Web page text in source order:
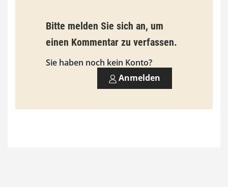
9
3
0
0
Bitte melden Sie sich an, um
einen Kommentar zu verfassen.
Sie haben noch kein Konto?
Anmelden